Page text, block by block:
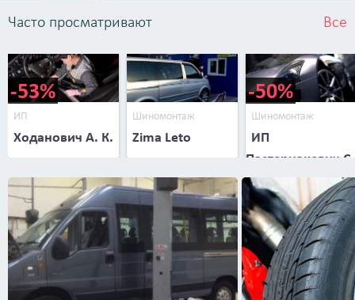
Часто просматривают Все
-53%
ИП
Ходанович А. К.
Шиномонтаж
Zima Leto
-50%
Шиномонтаж
ИП
Пастернакевич С.
В.